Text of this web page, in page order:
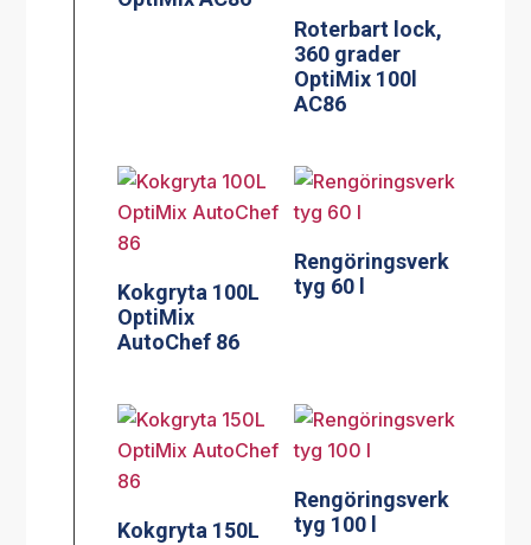
360 grader
OptiMix 100l
AC86
Kokgryta 100L
OptiMix
AutoChef 86
Rengöringsverk
Kokgryta 150L
OptiMix
AutoChef 86
Rengöringsverk
tyg 100 l